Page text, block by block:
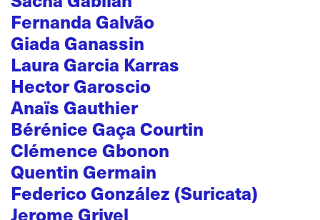
Fernanda Galvão
Giada Ganassin
Laura Garcia Karras
Hector Garoscio
Anaïs Gauthier
Bérénice Gaça Courtin
Clémence Gbonon
Quentin Germain
Federico González (Suricata)
Jerome Grivel